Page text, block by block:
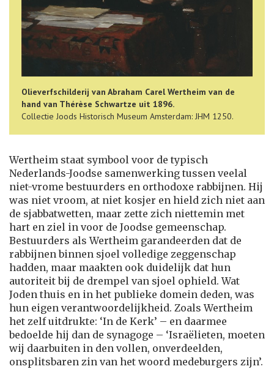
Olieverfschilderij van Abraham Carel Wertheim van de
hand van Thérèse Schwartze uit 1896.
Collectie Joods Historisch Museum Amsterdam: JHM 1250.
Wertheim staat symbool voor de typisch
Nederlands-Joodse samenwerking tussen veelal
niet-vrome bestuurders en orthodoxe rabbijnen. Hij
was niet vroom, at niet kosjer en hield zich niet aan
de sjabbatwetten, maar zette zich niettemin met
hart en ziel in voor de Joodse gemeenschap.
Bestuurders als Wertheim garandeerden dat de
rabbijnen binnen sjoel volledige zeggenschap
hadden, maar maakten ook duidelijk dat hun
autoriteit bij de drempel van sjoel ophield. Wat
Joden thuis en in het publieke domein deden, was
hun eigen verantwoordelijkheid. Zoals Wertheim
het zelf uitdrukte: ‘In de Kerk’ – en daarmee
bedoelde hij dan de synagoge – ‘Israëlieten, moeten
wij daarbuiten in den vollen, onverdeelden,
onsplitsbaren zin van het woord medeburgers zijn’.